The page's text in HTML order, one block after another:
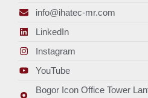
info@ihatec-mr.com
LinkedIn
Instagram
YouTube
Bogor Icon Office Tower